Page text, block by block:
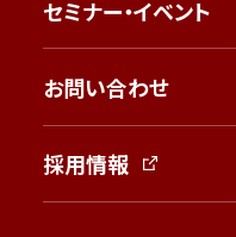
セミナー・イベント
お問い合わせ
採用情報